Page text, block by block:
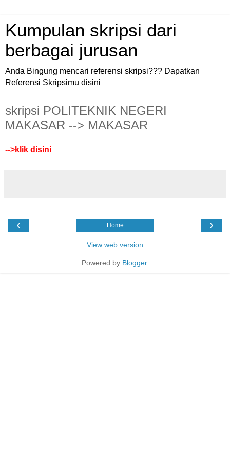
Kumpulan skripsi dari
berbagai jurusan
Anda Bingung mencari referensi skripsi??? Dapatkan
Referensi Skripsimu disini
skripsi POLITEKNIK NEGERI
MAKASAR --> MAKASAR
-->klik disini
‹ ›
Home
View web version
Powered by Blogger.